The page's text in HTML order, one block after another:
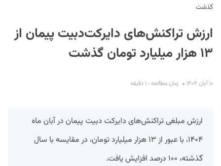
گذشت
ارزش تراکنش‌های دایرکت‌دبیت پیمان از
۱۳ هزار میلیارد تومان گذشت
۱۰ آبان ۱۴۰۴ زمان مطالعه : ۱ دقیقه
ارزش مبلغی تراکنش‌های دایرکت دبیت پیمان در آبان ماه
۱۴۰۴، با عبور از ۱۳ هزار میلیارد تومان، در مقایسه با سال
گذشته، ۱۰۰ درصد افزایش یافت.